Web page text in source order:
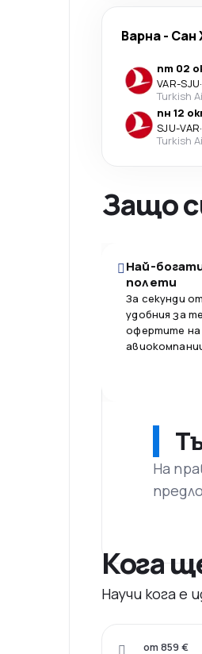
Варна- Сан
пт 02
VAR-SJU·
Turkish
пн 12
SJU-VAR·
Turkish
Защо
Най-
полети
За секунди
удобния за
офертите на
На
Кога
Научи кога е
от 859 €